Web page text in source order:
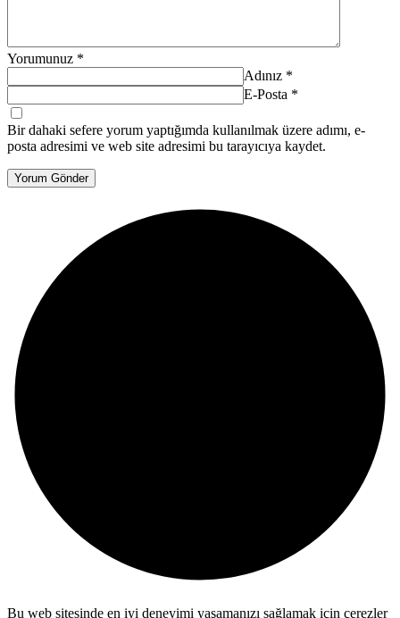
Yorumunuz *
Adınız *
E-Posta *
Bir dahaki sefere yorum yaptığımda kullanılmak üzere adımı, e-
posta adresimi ve web site adresimi bu tarayıcıya kaydet.
Yorum Gönder
Bu web sitesinde en iyi deneyimi yaşamanızı sağlamak için çerezler